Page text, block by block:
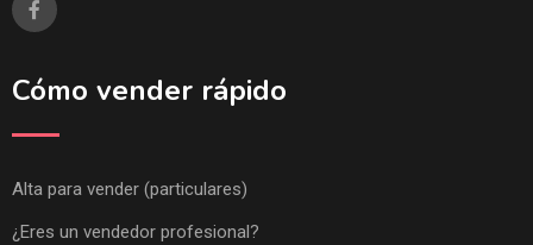
Cómo vender rápido
Alta para vender (particulares)
¿Eres un vendedor profesional?